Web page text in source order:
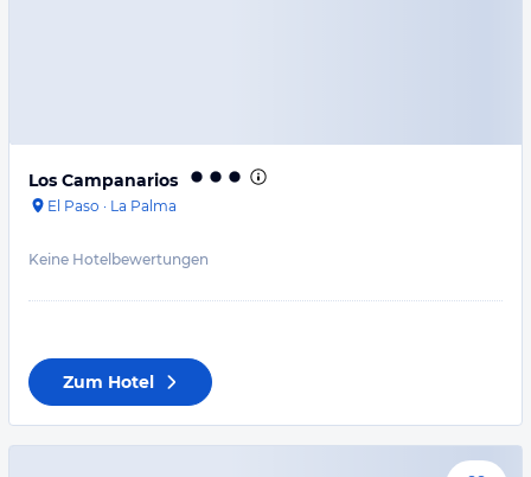
Los Campanarios
El Paso · La Palma
Keine Hotelbewertungen
Zum Hotel